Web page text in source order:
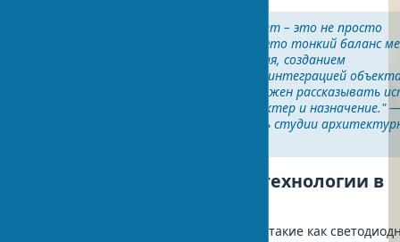
"Хороший архитектурный свет – это не просто
красивая подсветка фасада. Это тонкий баланс
выявлением структуры здания, созданием
эмоциональной атмосферы и интеграцией
окружающую среду. Свет должен рассказывать
здания, подчеркивая его характер и назначение."
Джонатан Сперл, основатель студии
Современные световые технологии в
Инновационные световые решения, такие как